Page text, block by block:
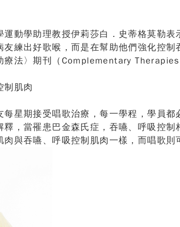
動學助理教授伊莉莎白．史蒂格莫勒表
友練出好歌喉，而是在幫助他們強化控制
療法〉期刊（Complementary
肌肉
星期接受唱歌治療，每一學程，學員都
釋，當罹患巴金森氏症，吞嚥、呼吸控制
與吞嚥、呼吸控制肌肉一樣，而唱歌則